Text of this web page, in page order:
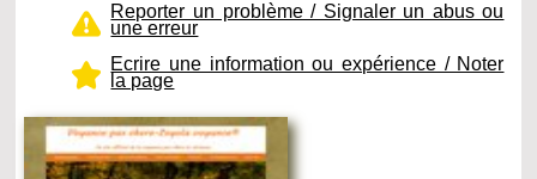
Reporter un problème / Signaler un abus ou
une erreur
Ecrire une information ou expérience / Noter
la page